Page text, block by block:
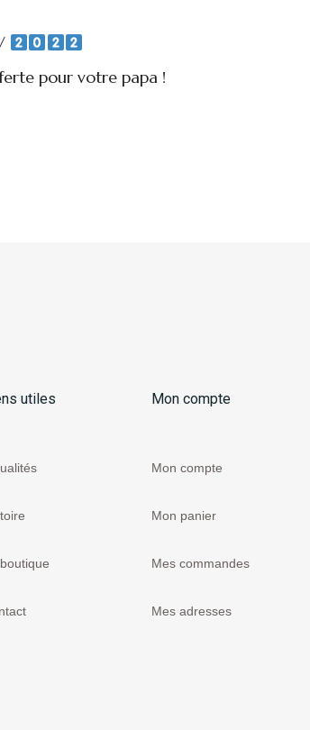
pour votre papa !
utiles Mon compte
Mon compte
Mon panier
Mes commandes
Mes adresses